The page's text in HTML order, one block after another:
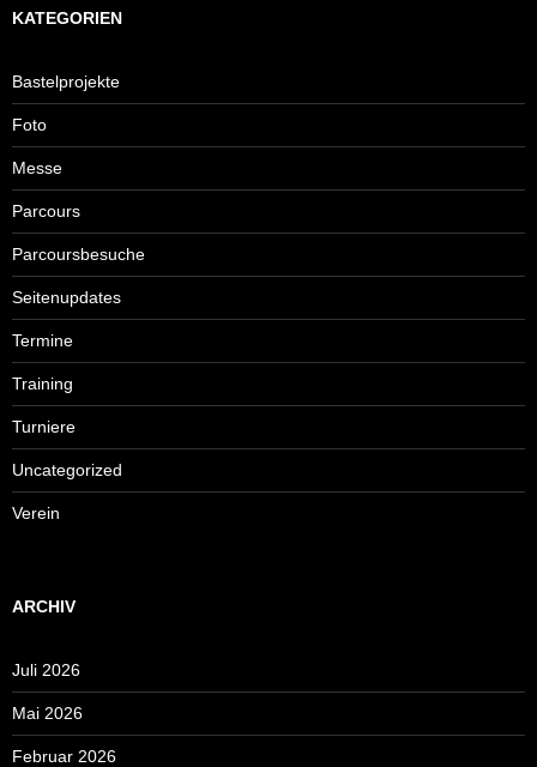
KATEGORIEN
Bastelprojekte
Foto
Messe
Parcours
Parcoursbesuche
Seitenupdates
Termine
Training
Turniere
Uncategorized
Verein
ARCHIV
Juli 2026
Mai 2026
Februar 2026